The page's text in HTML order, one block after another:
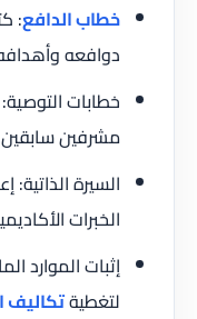
خطاب الدافع:
دوافعه
خطابات
مشرفين
السيرة الذاتية:
الخبرات
إثبات الموارد
لتغطية